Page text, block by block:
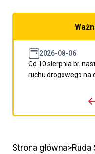
2026-08-06
Od 10 sierpnia br.
ruchu drogowego na
porzpedniego komunikatu
Strona główna Ruda